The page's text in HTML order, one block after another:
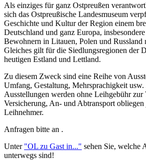
Als einziges für ganz Ostpreußen
sich das Ostpreußische Landesmuseum
Geschichte und Kultur der Region einem
Deutschland und ganz Europa,
Bewohnern in Litauen, Polen und Russland
Gleiches gilt für die Siedlungsregionen der
heutigen Estland und Lettland.
Zu diesem Zweck sind eine Reihe von
Umfang, Gestaltung, Mehrsprachigkeit
Ausstellungen werden ohne Leihgebühr zur
Versicherung, An- und Abtransport obliegen
Leihnehmer.
Anfragen bitte an .
Unter "OL zu Gast in..." sehen Sie, welche
unterwegs sind!